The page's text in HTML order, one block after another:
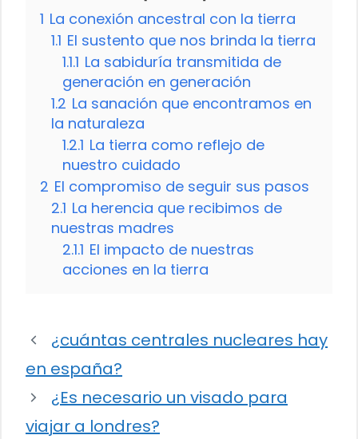
1 La conexión ancestral con la tierra
1.1 El sustento que nos brinda la tierra
1.1.1 La sabiduría transmitida de
generación en generación
1.2 La sanación que encontramos en
la naturaleza
1.2.1 La tierra como reflejo de
nuestro cuidado
2 El compromiso de seguir sus pasos
2.1 La herencia que recibimos de
nuestras madres
2.1.1 El impacto de nuestras
acciones en la tierra
¿cuántas centrales nucleares hay
en españa?
¿Es necesario un visado para
viajar a londres?